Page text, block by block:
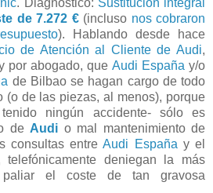
de 7.272 €(incluso nos cobraron
). Hablando desde hace
de Atención al Cliente de Audi,
por abogado, que Audi España y/o
de Bilbao se hagan cargo de todo
(o de las piezas, al menos), porque
ningún accidente- sólo es
de Audi o mal mantenimiento de
consultas entreAudi España y el
telefónicamente deniegan la más
el coste de tan gravosa